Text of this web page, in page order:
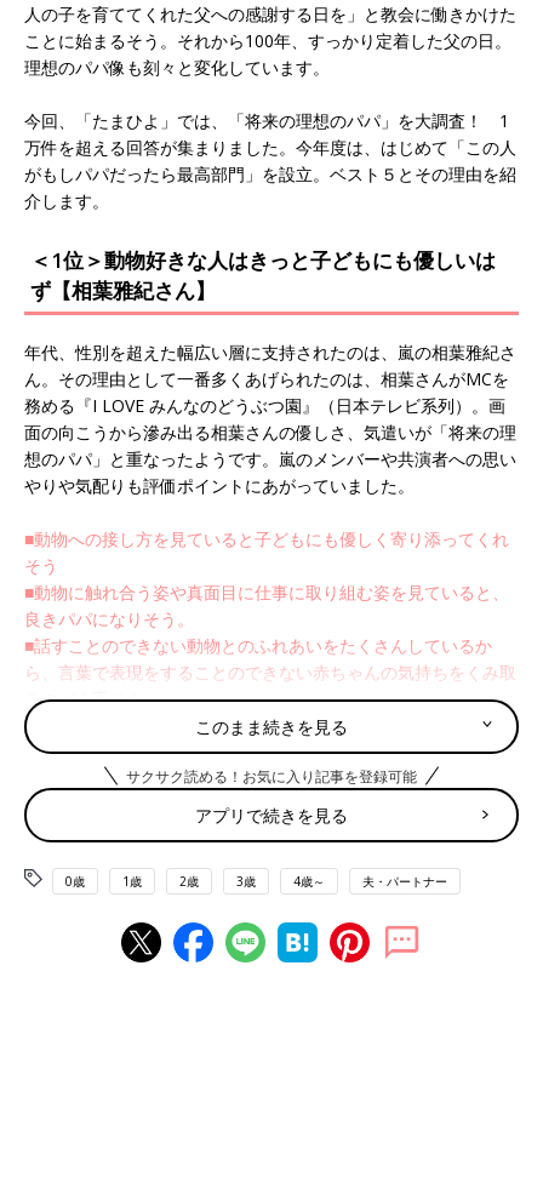
人の子を育ててくれた父への感謝する日を」と教会に働きかけた
ことに始まるそう。それから100年、すっかり定着した父の日。
理想のパパ像も刻々と変化しています。
今回、「たまひよ」では、「将来の理想のパパ」を大調査！ 1
万件を超える回答が集まりました。今年度は、はじめて「この人
がもしパパだったら最高部門」を設立。ベスト５とその理由を紹
介します。
＜1位＞動物好きな人はきっと子どもにも優しいは
ず【相葉雅紀さん】
年代、性別を超えた幅広い層に支持されたのは、嵐の相葉雅紀さ
ん。その理由として一番多くあげられたのは、相葉さんがMCを
務める『I LOVE みんなのどうぶつ園』（日本テレビ系列）。画
面の向こうから滲み出る相葉さんの優しさ、気遣いが「将来の理
想のパパ」と重なったようです。嵐のメンバーや共演者への思い
やりや気配りも評価ポイントにあがっていました。
■動物への接し方を見ていると子どもにも優しく寄り添ってくれ
そう
■動物に触れ合う姿や真面目に仕事に取り組む姿を見ていると、
良きパパになりそう。
■話すことのできない動物とのふれあいをたくさんしているか
ら、言葉で表現をすることのできない赤ちゃんの気持ちをくみ取
るのが上手そう。
＜2位＞ドラマで演じた心優しい産婦人科医そのも
の 【綾野剛さん】
2位は綾野剛さん。2015年、2017年とTBS系列で放映されたドラ
マ『コウノドリ』で、心優しい主人公の産婦人科医「鴻鳥サク
ロナ禍で成人式ができなかった新成人に記念撮影をプレゼントす
るという番組の企画に一生懸命取り組んでいる姿に感動したとい
このまま続きを見る
サクサク読める！お気に入り記事を登録可能
アプリで続きを見る
0歳 1歳 2歳 3歳 4歳～ 夫・パートナー